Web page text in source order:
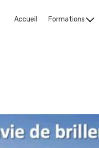
Accueil Formations